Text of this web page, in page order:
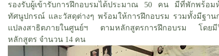
รองรับผู้เข้ารับการฝึกอบรมได้ประมาณ 50 คน มีที่พักพร้อ
ทัศนูปกรณ์ และวัสดุต่างๆ พร้อมให้การฝึกอบรม รวมทั้งมีฐาน
แปลงสาธิตภายในศูนย์ฯ ตามหลักสูตรการฝึกอบรม โดยมี
หลักสูตร จำนวน 14 คน